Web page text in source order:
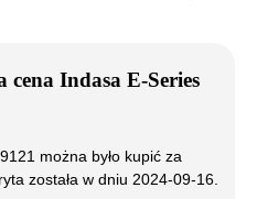
cena Indasa E-Series
można było kupić za
została w dniu 2024-09-16